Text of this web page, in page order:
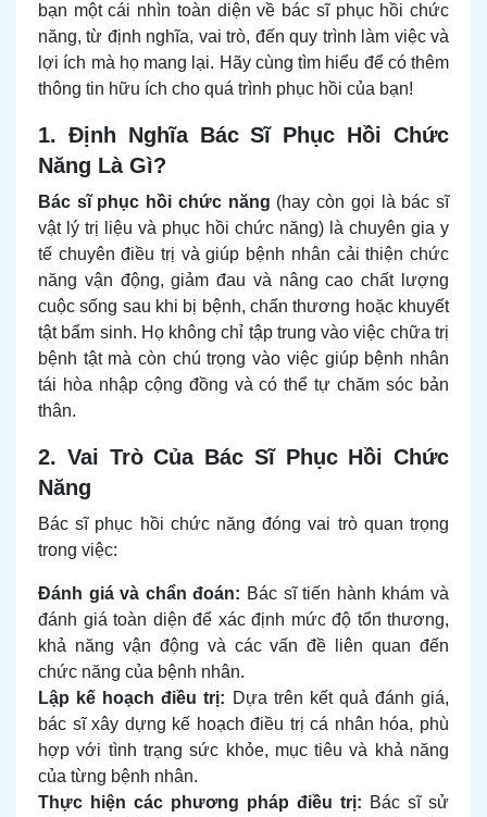
bạn một cái nhìn toàn diện về bác sĩ phục hồi chức
năng, từ định nghĩa, vai trò, đến quy trình làm việc và
lợi ích mà họ mang lại. Hãy cùng tìm hiểu để có thêm
thông tin hữu ích cho quá trình phục hồi của bạn!
1. Định Nghĩa Bác Sĩ Phục Hồi Chức
Năng Là Gì?
Bác sĩ phục hồi chức năng (hay còn gọi là bác sĩ
vật lý trị liệu và phục hồi chức năng) là chuyên gia y
tế chuyên điều trị và giúp bệnh nhân cải thiện chức
năng vận động, giảm đau và nâng cao chất lượng
cuộc sống sau khi bị bệnh, chấn thương hoặc khuyết
tật bẩm sinh. Họ không chỉ tập trung vào việc chữa trị
bệnh tật mà còn chú trọng vào việc giúp bệnh nhân
tái hòa nhập cộng đồng và có thể tự chăm sóc bản
thân.
2. Vai Trò Của Bác Sĩ Phục Hồi Chức
Năng
Bác sĩ phục hồi chức năng đóng vai trò quan trọng
trong việc:
Đánh giá và chẩn đoán: Bác sĩ tiến hành khám và
đánh giá toàn diện để xác định mức độ tổn thương,
khả năng vận động và các vấn đề liên quan đến
chức năng của bệnh nhân.
Lập kế hoạch điều trị: Dựa trên kết quả đánh giá,
bác sĩ xây dựng kế hoạch điều trị cá nhân hóa, phù
hợp với tình trạng sức khỏe, mục tiêu và khả năng
của từng bệnh nhân.
Thực hiện các phương pháp điều trị: Bác sĩ sử